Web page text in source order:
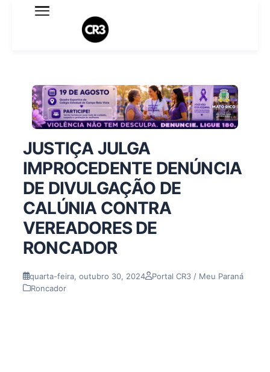
Expediente
Termo de Uso
Sobre o blog
JUSTIÇA JULGA
IMPROCEDENTE DENÚNCIA
DE DIVULGAÇÃO DE
CALÚNIA CONTRA
VEREADORES DE
RONCADOR
quarta-feira, outubro 30, 2024
Portal CR3 / Meu Paraná
Roncador